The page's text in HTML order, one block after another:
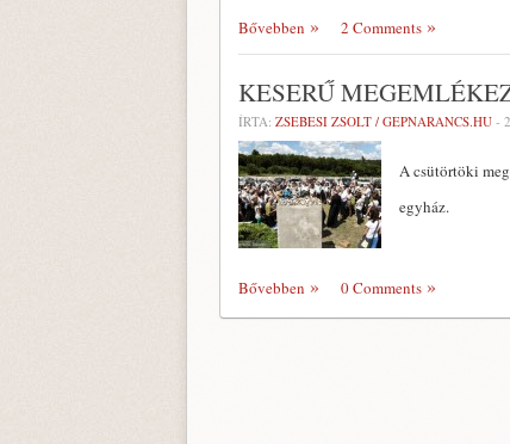
Bővebben 2 Comments
KESERŰ
ÍRTA: ZSEBESI ZSOLT / GEPNARANCS.HU -
A csütörtöki
egyház.
Bővebben 0 Comments